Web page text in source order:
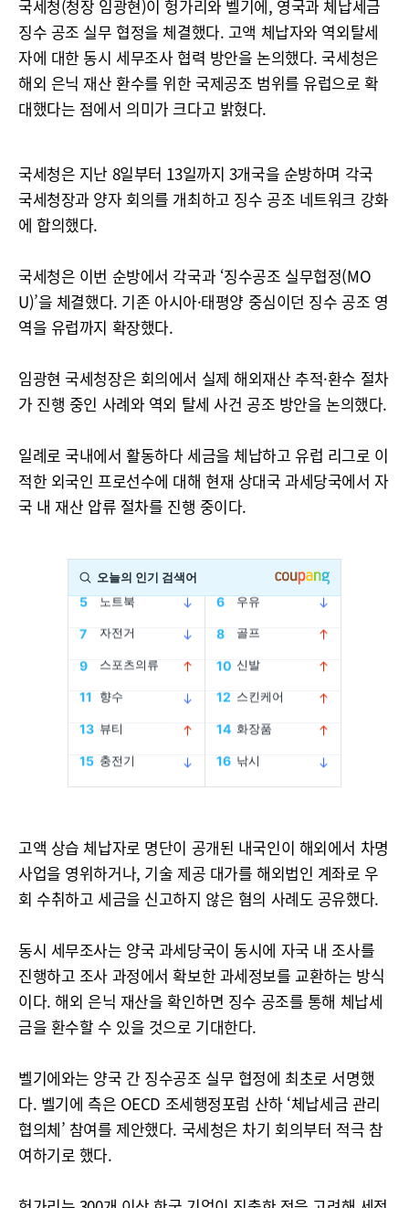
국세청(청장 임광현)이 헝가리와 벨기에, 영국과 체납세금
징수 공조 실무 협정을 체결했다. 고액 체납자와 역외탈세
자에 대한 동시 세무조사 협력 방안을 논의했다. 국세청은
해외 은닉 재산 환수를 위한 국제공조 범위를 유럽으로 확
대했다는 점에서 의미가 크다고 밝혔다.
국세청은 지난 8일부터 13일까지 3개국을 순방하며 각국
국세청장과 양자 회의를 개최하고 징수 공조 네트워크 강화
에 합의했다.
국세청은 이번 순방에서 각국과 ‘징수공조 실무협정(MO
U)’을 체결했다. 기존 아시아·태평양 중심이던 징수 공조 영
역을 유럽까지 확장했다.
임광현 국세청장은 회의에서 실제 해외재산 추적·환수 절차
가 진행 중인 사례와 역외 탈세 사건 공조 방안을 논의했다.
일례로 국내에서 활동하다 세금을 체납하고 유럽 리그로 이
적한 외국인 프로선수에 대해 현재 상대국 과세당국에서 자
국 내 재산 압류 절차를 진행 중이다.
고액 상습 체납자로 명단이 공개된 내국인이 해외에서 차명
사업을 영위하거나, 기술 제공 대가를 해외법인 계좌로 우
회 수취하고 세금을 신고하지 않은 혐의 사례도 공유했다.
동시 세무조사는 양국 과세당국이 동시에 자국 내 조사를
진행하고 조사 과정에서 확보한 과세정보를 교환하는 방식
이다. 해외 은닉 재산을 확인하면 징수 공조를 통해 체납세
금을 환수할 수 있을 것으로 기대한다.
벨기에와는 양국 간 징수공조 실무 협정에 최초로 서명했
다. 벨기에 측은 OECD 조세행정포럼 산하 ‘체납세금 관리
협의체’ 참여를 제안했다. 국세청은 차기 회의부터 적극 참
여하기로 했다.